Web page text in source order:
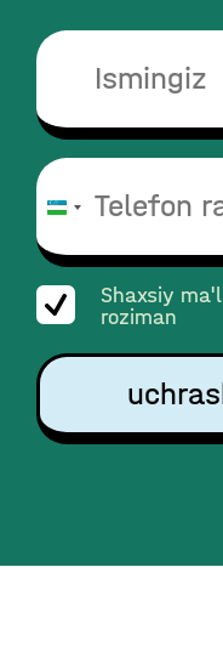
O‘zbekiston
Shaxsiy
roziman